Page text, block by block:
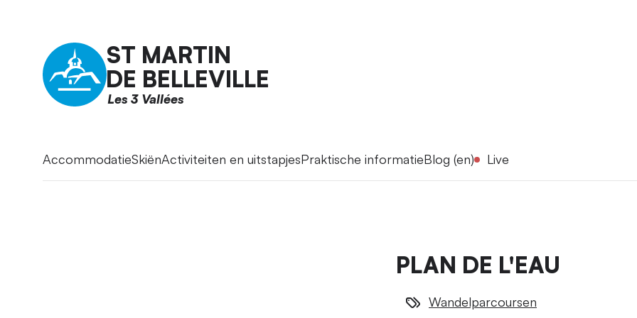
ST MARTIN
DE BELLEVILLE
Les 3 Vallées
AccommodatieSkiënActiviteiten en uitstapjesPraktische informatieBlog (en) Live
PLAN DE L'EAU
Wandelparcoursen